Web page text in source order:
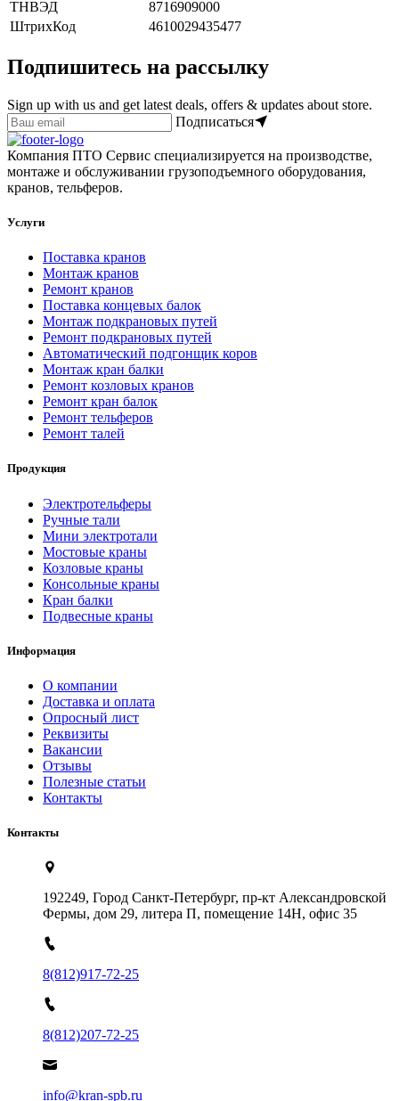
ТНВЭД
8716909000
ШтрихКод
4610029435477
Подпишитесь на рассылку
Sign up with us and get latest deals, offers & updates about store.
Подписаться
Компания ПТО Сервис специализируется на производстве,
монтаже и обслуживании грузоподъемного оборудования,
кранов, тельферов.
Услуги
Поставка кранов
Монтаж кранов
Ремонт кранов
Поставка концевых балок
Монтаж подкрановых путей
Ремонт подкрановых путей
Автоматический подгонщик коров
Монтаж кран балки
Ремонт козловых кранов
Ремонт кран балок
Ремонт тельферов
Ремонт талей
Продукция
Электротельферы
Ручные тали
Мини электротали
Мостовые краны
Козловые краны
Консольные краны
Кран балки
Подвесные краны
Информация
О компании
Доставка и оплата
Опросный лист
Реквизиты
Вакансии
Отзывы
Полезные статьи
Контакты
Контакты
192249, Город Санкт-Петербург, пр-кт Александровской
Фермы, дом 29, литера П, помещение 14Н, офис 35
8(812)917-72-25
8(812)207-72-25
info@kran-spb.ru